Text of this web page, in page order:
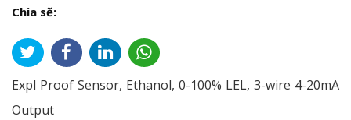
Chia sẽ:
Expl Proof Sensor, Ethanol, 0-100% LEL, 3-wire 4-20mA
Output